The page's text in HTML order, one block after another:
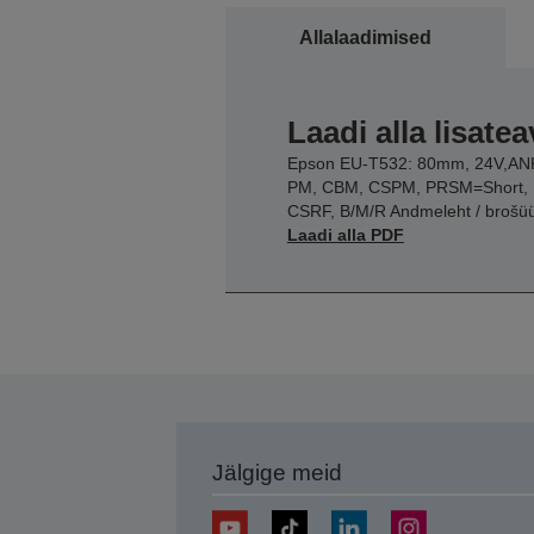
Allalaadimised
Laadi alla
Epson EU-T532: 80mm,
PM, CBM, CSPM, PRSM=Short,
CSRF, B/M/R Andmeleht /
Laadi alla PDF
Jälgige meid